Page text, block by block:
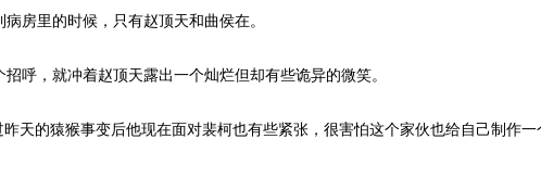
病房里的时候，只有赵顶天和曲侯在。
呼，就冲着赵顶天露出一个灿烂但却有些诡异的微笑。
昨天的猿猴事变后他现在面对裴柯也有些紧张，很害怕这个家伙也给自己制作